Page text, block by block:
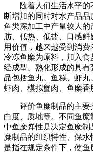
随着人们生活水平的
断增加的同时对水产品
鱼类深加工中产量较大
肪、低热、低盐、口感鲜
用价值，越来越受到消
冷冻鱼糜为原料，加入食
经成型、熟化形成的具有
品包括鱼丸、鱼糕、虾
虾肉、模拟蟹肉、鱼糜香
评价鱼糜制品的主要指
白度、质地等。不同鱼
中鱼糜弹性是决定鱼糜制
糜制品的组织特性、保
是指在规定条件下，使